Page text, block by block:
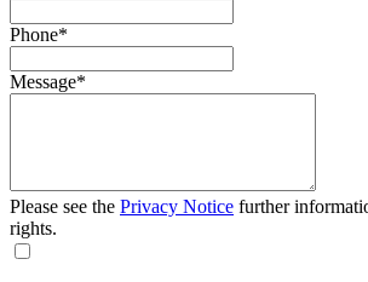
Phone*
Message*
Please see the Privacy Notice further
rights.